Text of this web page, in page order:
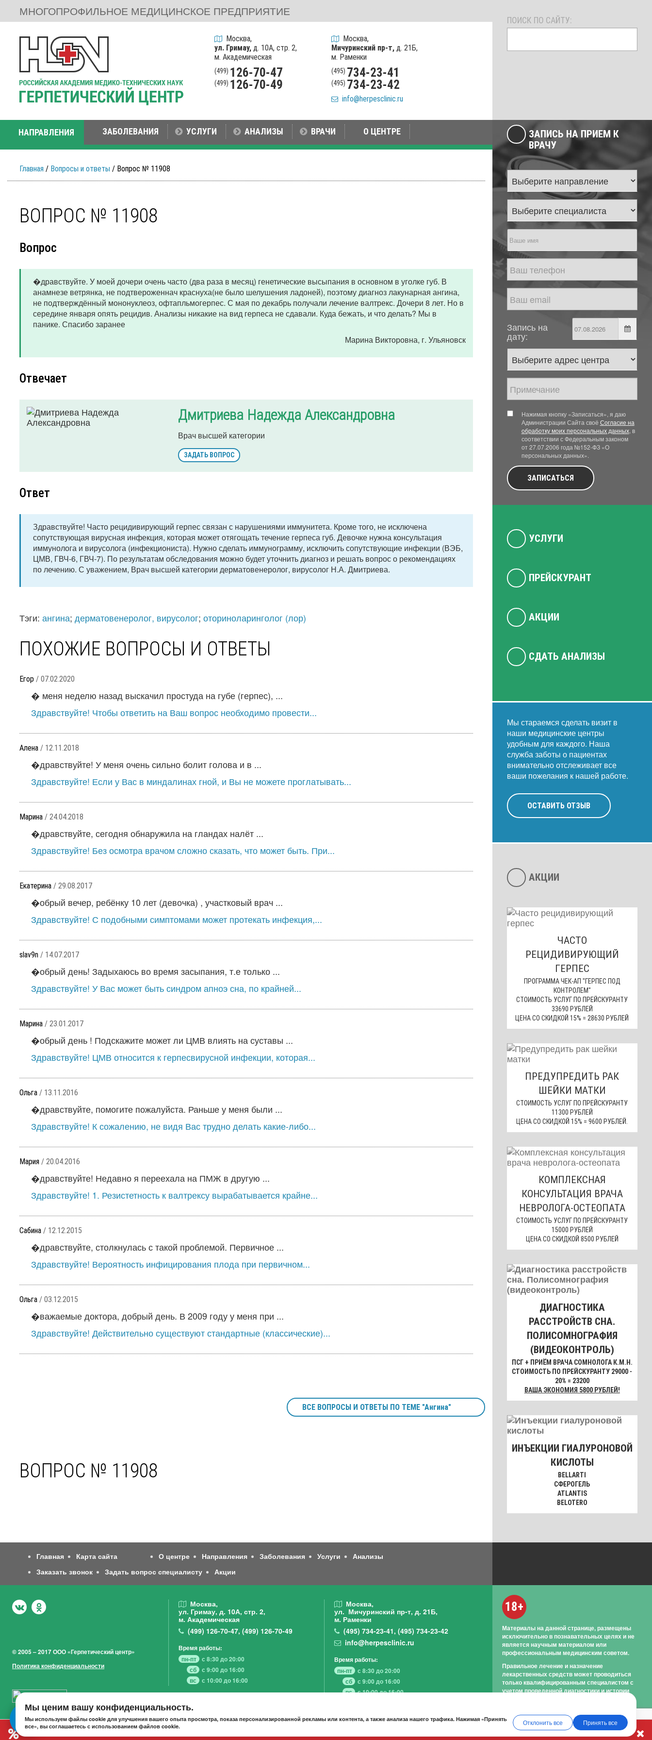
МНОГОПРОФИЛЬНОЕ МЕДИЦИНСКОЕ ПРЕДПРИЯТИЕ
Москва,
ул. Гримау,д. 10А, стр. 2,
м. Академическая
(499) 126-70-47
(499) 126-70-49
Москва,
Мичуринский пр-т, д. 21Б,
м. Раменки
(495) 734-23-41
(495) 734-23-42
info@herpesclinic.ru
ПОИСК ПО САЙТУ:
НАПРАВЛЕНИЯ ЗАБОЛЕВАНИЯ УСЛУГИ АНАЛИЗЫ ВРАЧИ О ЦЕНТРЕ
Главная / Вопросы и ответы / Вопрос № 11908
ВОПРОС № 11908
Вопрос
�дравствуйте. У моей дочери очень часто (два раза в месяц) генетические высыпания в основном в уголке губ. В
анамнезе ветрянка, не подтвероженнач краснуха(не было шелушения ладоней), поэтому диагноз лакунарная ангина,
не подтверждённый мононуклеоз, офтапльмогерпес. С мая по декабрь получали лечение валтрекс. Дочери 8 лет. Но в
середине января опять рецидив. Анализы никакие на вид герпеса не сдавали. Куда бежать, и что делать? Мы в
панике. Спасибо заранее
Марина Викторовна, г. Ульяновск
Отвечает
Дмитриева Надежда Александровна
Врач высшей категории
ЗАДАТЬ ВОПРОС
Ответ
Здравствуйте! Часто рецидивирующий герпес связан с нарушениями иммунитета. Кроме того, не исключена
сопутствующая вирусная инфекция, которая может отягощать течение герпеса губ. Девочке нужна консультация
иммунолога и вирусолога (инфекциониста). Нужно сделать иммунограмму, исключить сопутствующие инфекции (ВЭБ,
ЦМВ, ГВЧ-6, ГВЧ-7). По результатам обследования можно будет уточнить диагноз и решать вопрос о рекомендациях
по лечению. С уважением, Врач высшей категории дерматовенеролог, вирусолог Н.А. Дмитриева.
Тэги: ангина; дерматовенеролог, вирусолог; оториноларинголог (лор)
ПОХОЖИЕ ВОПРОСЫ И ОТВЕТЫ
Егор / 07.02.2020
� меня неделю назад выскачил простуда на губе (герпес), ...
Здравствуйте! Чтобы ответить на Ваш вопрос необходимо провести...
Алена / 12.11.2018
�дравствуйте! У меня очень сильно болит голова и в ...
Здравствуйте! Если у Вас в миндалинах гной, и Вы не можете проглатывать...
Марина / 24.04.2018
�дравствуйте, сегодня обнаружила на гландах налёт ...
Здравствуйте! Без осмотра врачом сложно сказать, что может быть. При...
Екатерина / 29.08.2017
�обрый вечер, ребёнку 10 лет (девочка) , участковый врач ...
Здравствуйте! С подобными симптомами может протекать инфекция,...
slav9n / 14.07.2017
�обрый день! Задыхаюсь во время засыпания, т.е только ...
Здравствуйте! У Вас может быть синдром апноэ сна, по крайней...
Марина / 23.01.2017
�обрый день ! Подскажите может ли ЦМВ влиять на суставы ...
Здравствуйте! ЦМВ относится к герпесвирусной инфекции, которая...
Ольга / 13.11.2016
�дравствуйте, помогите пожалуйста. Раньше у меня были ...
Здравствуйте! К сожалению, не видя Вас трудно делать какие-либо...
Мария / 20.04.2016
�дравствуйте! Недавно я переехала на ПМЖ в другую ...
Здравствуйте! 1. Резистетность к валтрексу вырабатывается крайне...
Сабина / 12.12.2015
�дравствуйте, столкнулась с такой проблемой. Первичное ...
Здравствуйте! Вероятность инфицирования плода при первичном...
Ольга / 03.12.2015
�важаемые доктора, добрый день. В 2009 году у меня при ...
Здравствуйте! Действительно существуют стандартные (классические)...
ВСЕ ВОПРОСЫ И ОТВЕТЫ ПО ТЕМЕ "Ангина"
ВОПРОС № 11908
ЗАПИСЬ НА ПРИЕМ К
ВРАЧУ
Запись на
дату:
Нажимая кнопку «Записаться», я даю
Администрации Сайта своё Согласие на
обработку моих персональных данных, в
соответствии с Федеральным законом
от 27.07.2006 года №152-ФЗ «О
персональных данных».
ЗАПИСАТЬСЯ
УСЛУГИ
ПРЕЙСКУРАНТ
АКЦИИ
СДАТЬ АНАЛИЗЫ
Мы стараемся сделать визит в
наши медицинские центры
удобным для каждого. Наша
служба заботы о пациентах
внимательно отслеживает все
ваши пожелания к нашей работе.
ОСТАВИТЬ ОТЗЫВ
АКЦИИ
ЧАСТО
РЕЦИДИВИРУЮЩИЙ
ГЕРПЕС
ПРОГРАММА ЧЕК-АП "ГЕРПЕС ПОД
КОНТРОЛЕМ"
СТОИМОСТЬ УСЛУГ ПО ПРЕЙСКУРАНТУ
33690 РУБЛЕЙ
ЦЕНА СО СКИДКОЙ 15% = 28630 РУБЛЕЙ
ПРЕДУПРЕДИТЬ РАК
ШЕЙКИ МАТКИ
СТОИМОСТЬ УСЛУГ ПО ПРЕЙСКУРАНТУ
11300 РУБЛЕЙ
ЦЕНА СО СКИДКОЙ 15% = 9600 РУБЛЕЙ.
КОМПЛЕКСНАЯ
КОНСУЛЬТАЦИЯ ВРАЧА
НЕВРОЛОГА-ОСТЕОПАТА
СТОИМОСТЬ УСЛУГ ПО ПРЕЙСКУРАНТУ
15000 РУБЛЕЙ
ЦЕНА СО СКИДКОЙ 8500 РУБЛЕЙ
ДИАГНОСТИКА
РАССТРОЙСТВ СНА.
ПОЛИСОМНОГРАФИЯ
(ВИДЕОКОНТРОЛЬ)
ПСГ + ПРИЁМ ВРАЧА СОМНОЛОГА К.М.Н.
СТОИМОСТЬ ПО ПРЕЙСКУРАНТУ 29000 -
20% = 23200
ВАША ЭКОНОМИЯ 5800 РУБЛЕЙ!
ИНЪЕКЦИИ ГИАЛУРОНОВОЙ
КИСЛОТЫ
BELLARTI
СФЕРОГЕЛЬ
ATLANTIS
BELOTERO
Главная Карта сайта О центре Направления Заболевания Услуги
Анализы
Заказать звонок
Задать вопрос специалисту Акции
© 2005 – 2017 ООО «Герпетический центр»
Политика конфиденциальности
Москва,
ул. Гримау, д. 10А, стр. 2,
м. Академическая
(499) 126-70-47, (499) 126-70-49
Время работы:
пн-пт
с 8:30 до 20:00
сб
с 9:00 до 16:00
вс
с 10:00 до 16:00
Москва,
ул. Мичуринский пр-т, д. 21Б,
м. Раменки
(495)734-23-41,(495)734-23-42
info@herpesclinic.ru
Время работы:
пн-пт
с 8:30 до 20:00
сб
с 9:00 до 16:00
вс
с 10:00 до 16:00
18+
Материалы на данной странице, размещены
исключительно в познавательных целях и не
является научным материалом или
профессиональным медицинским советом.
Правильное лечение и назначение
лекарственных средств может проводиться
только квалифицированным специалистом с
учетом проведенной диагностики и истории
Мы ценим вашу конфиденциальность.
Мы используем файлы cookie для улучшения вашего опыта просмотра, показа персонализированной рекламы или контента, а также анализа нашего трафика. Нажимая «Принять
все», вы соглашаетесь с использованием файлов cookie.
Отклонить все Принять все